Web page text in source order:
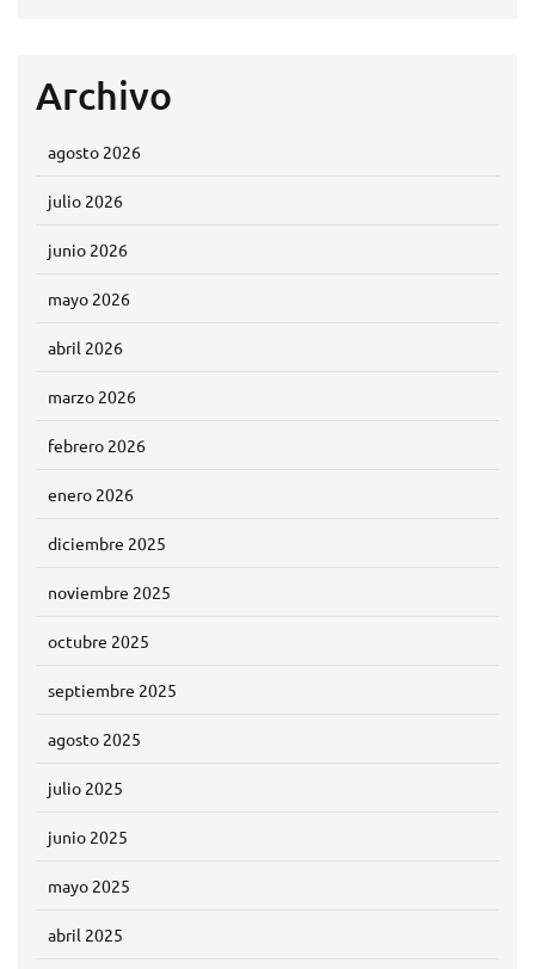
Archivo
agosto 2026
julio 2026
junio 2026
mayo 2026
abril 2026
marzo 2026
febrero 2026
enero 2026
diciembre 2025
noviembre 2025
octubre 2025
septiembre 2025
agosto 2025
julio 2025
junio 2025
mayo 2025
abril 2025